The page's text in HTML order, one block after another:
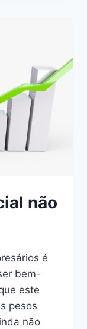
não
é
bem-
este
pesos
não